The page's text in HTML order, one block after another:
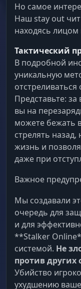
Но самое
Наш stay out чит
находясь лицом
Тактический
В подробной
уникальную
отстреливаться
Представьте: за
вы на
можете бежать
стрелять назад,
жизнь и
даже при
Важное
Мы создавали
очередь для
и для
**Stalker
системой. Не
против других
Убийство
ухудшению